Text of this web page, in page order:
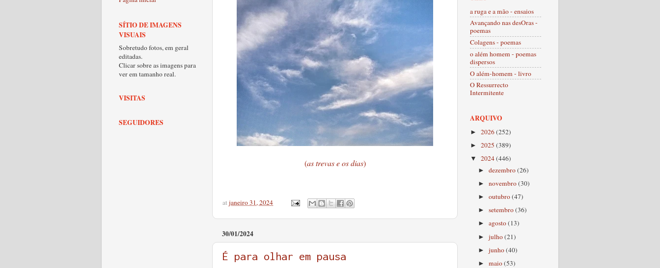
(as trevas e os dias)
atjaneiro 31, 2024
30/01/2024
É para olhar em pausa
SÍTIO DE IMAGENS
VISUAIS
Sobretudo fotos, em geral
editadas.
Clicar sobre as imagens para
ver em tamanho real.
VISITAS
SEGUIDORES
a ruga e a mão - ensaios
Avançando nas desOras -
poemas
Colagens - poemas
o além homem - poemas
dispersos
O além-homem - livro
O Ressurrecto
Intermitente
ARQUIVO
► 2026(252)
► 2025 (389)
▼ 2024(446)
►dezembro(26)
►novembro(30)
►outubro(47)
►setembro(36)
►agosto(13)
►julho(21)
►junho(40)
►maio(53)